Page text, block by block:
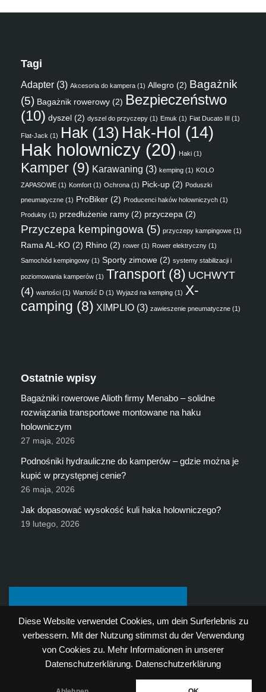
Diese Website verwendet Cookies, um dein Surferlebnis zu
verbessern. Mit der Nutzung stimmst du der Verwendung
von Cookies zu. Mehr Informationen in unserer
Datenschutzerklärung. Datenschutzerklärung
Tagi
Adapter (3) Akcesoria do kampera (1) Allegro (2) Bagażnik
(5) Bagażnik rowerowy (2) Bezpieczeństwo
(10) dyszel (2) dyszel do przyczepy (1) Emuk (1) Fiat Ducato III (1)
Flat-Jack (1) Hak (13) Hak-Hol (14)
Hak holowniczy (20) Haki (1)
Kamper (9) Karawaning (3) kemping (1) KOLO
ZAPASOWE (1) Komfort (1) Ochrona (1) Pick-up (2) Poduszki
pneumatyczne (1) ProBiker (2) Producenci haków holowniczych (1)
Produkty (1) przedłużenie ramy (2) przyczepa (2)
Przyczepa kempingowa (5) przyczepy kampingowe (1)
Rama AL-KO (2) Rhino (2) rower (1) Rower elektryczny (1)
Samochód kempingowy (1) Sporty zimowe (2) systemy stabilizacji i
poziomowania kamperów (1) Transport(8) UCHWYT
(4) wartości (1) Wartość D (1) Wyjazd na kemping (1) X-
camping (8) XIMPLIO (3) zawieszenie pneumatyczne (1)
Ostatnie wpisy
Bagażniki rowerowe Alioth firmy Menabo – solidne
rozwiązania transportowe montowane na haku
holowniczym
27 maja, 2026
Podnośniki hydrauliczne do kamperów – gdzie można je
kupić w przystępnej cenie?
26 maja, 2026
Jak dopasować wysokość kuli haka holowniczego?
19 lutego, 2026